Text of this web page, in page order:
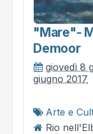
"mare"-
Demoor
giovedì 8
giugno 2017
Arte e
Rio